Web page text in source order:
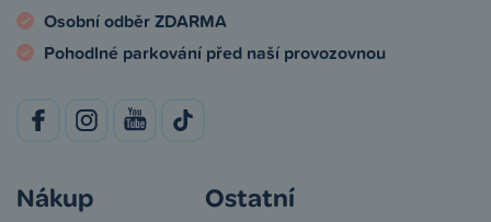
Osobní odběr ZDARMA
Pohodlné parkování před naší provozovnou
Nákup Ostatní